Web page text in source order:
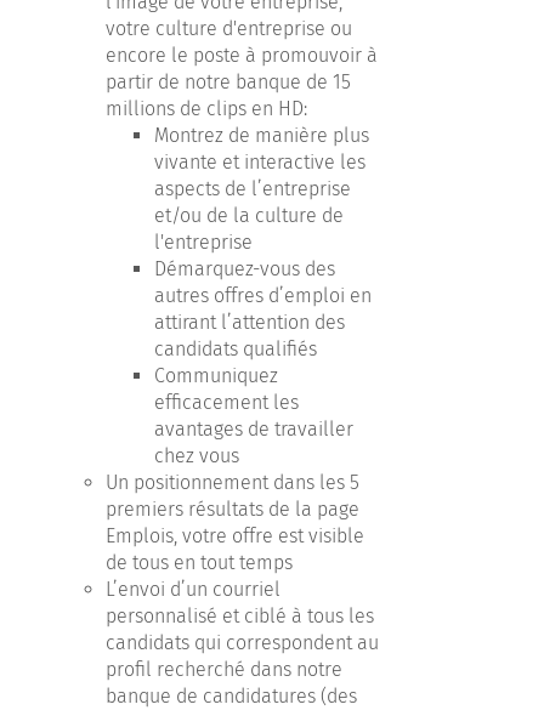
votre culture d'entreprise ou
encore le poste à promouvoir à
partir de notre banque de 15
millions de clips en HD:
Montrez de manière plus
vivante et interactive les
aspects de l’entreprise
et/ou de la culture de
l'entreprise
Démarquez-vous des
autres offres d’emploi en
attirant l’attention des
candidats qualifiés
Communiquez
efficacement les
avantages de travailler
chez vous
Un positionnement dans les 5
premiers résultats de la page
Emplois, votre offre est visible
de tous en tout temps
L’envoi d’un courriel
personnalisé et ciblé à tous les
candidats qui correspondent au
profil recherché dans notre
banque de candidatures (des